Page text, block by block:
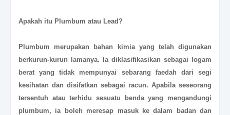
Apakah itu Plumbum atau Lead?
Plumbum merupakan bahan kimia yang telah digunakan
berkurun-kurun lamanya. Ia diklasifikasikan sebagai logam
berat yang tidak mempunyai sebarang faedah dari segi
kesihatan dan disifatkan sebagai racun. Apabila seseorang
tersentuh atau terhidu sesuatu benda yang mengandungi
plumbum, ia boleh meresap masuk ke dalam badan dan